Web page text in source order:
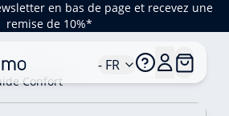
en bas de page et recevez une
remise de 10%*
- FR
Confort